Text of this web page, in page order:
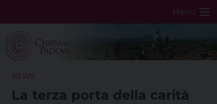
Menu
NEWS
La terza porta della carità